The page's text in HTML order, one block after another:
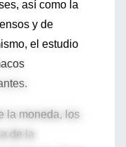
así como la
y de
el estudio
la moneda, los
de la